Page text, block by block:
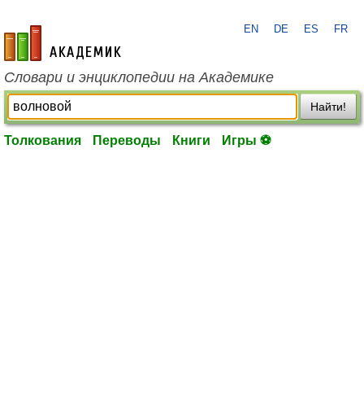
academic.ru
EN DE ES FR
Словари и энциклопедии на Академике
Найти!
Толкования Переводы Книги Игры ⚽